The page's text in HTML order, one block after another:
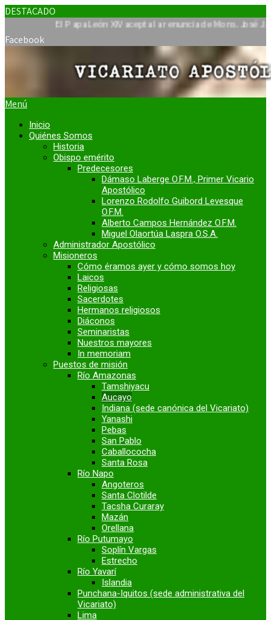
DESTACADO
El Papa León XIV acepta la renuncia de Mons. José Javier
Facebook
Menú
Inicio
Quiénes Somos
Historia
Obispo emérito
Predecesores
Dámaso Laberge O.F.M., Primer Vicario
Apostólico
Lorenzo Rodolfo Guibord Levesque
O.F.M.
Alberto Campos Hernández O.F.M.
Miguel Olaortúa Laspra O.S.A.
Administrador Apostólico
Misioneros
Cómo éramos ayer y cómo somos hoy
Laicos
Religiosas
Sacerdotes
Hermanos religiosos
Diáconos
Seminaristas
Nuestros mayores
In memoriam
Puestos de misión
Río Amazonas
Tamshiyacu
Aucayo
Indiana (sede canónica del Vicariato)
Yanashi
Pebas
San Pablo
Caballococha
Santa Rosa
Río Napo
Angoteros
Santa Clotilde
Tacsha Curaray
Mazán
Orellana
Río Putumayo
Soplín Vargas
Estrecho
Río Yavarí
Islandia
Punchana-Iquitos (sede administrativa del
Vicariato)
Lima